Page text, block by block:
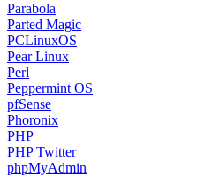
Parabola
Parted Magic
PCLinuxOS
Pear Linux
Perl
Peppermint OS
pfSense
Phoronix
PHP
PHP Twitter
phpMyAdmin